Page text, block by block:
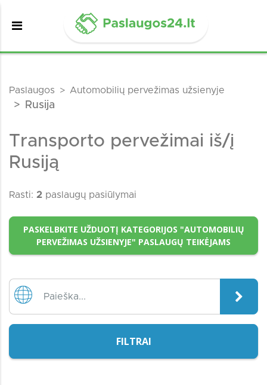
Paslaugos Automobilių pervežimas užsienyje
Rusija
Transporto pervežimai iš/į
Rusiją
Rasti: 2 paslaugų pasiūlymai
PASKELBKITE UŽDUOTĮ KATEGORIJOS "AUTOMOBILIŲ
PERVEŽIMAS UŽSIENYJE" PASLAUGŲ TEIKĖJAMS
FILTRAI